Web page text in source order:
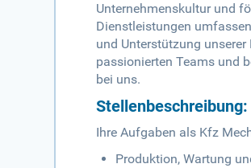
Unternehmenskultur und
Dienstleistungen
und Unterstützung
passionierten Teams und
bei uns.
Ihre Aufgaben als Kfz
Produktion, Wartung